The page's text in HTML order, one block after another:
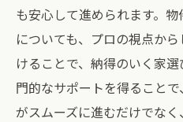
も安心して進められます。
についても、プロの視点か
けることで、納得のいく家
門的なサポートを得ること
がスムーズに進むだけでな